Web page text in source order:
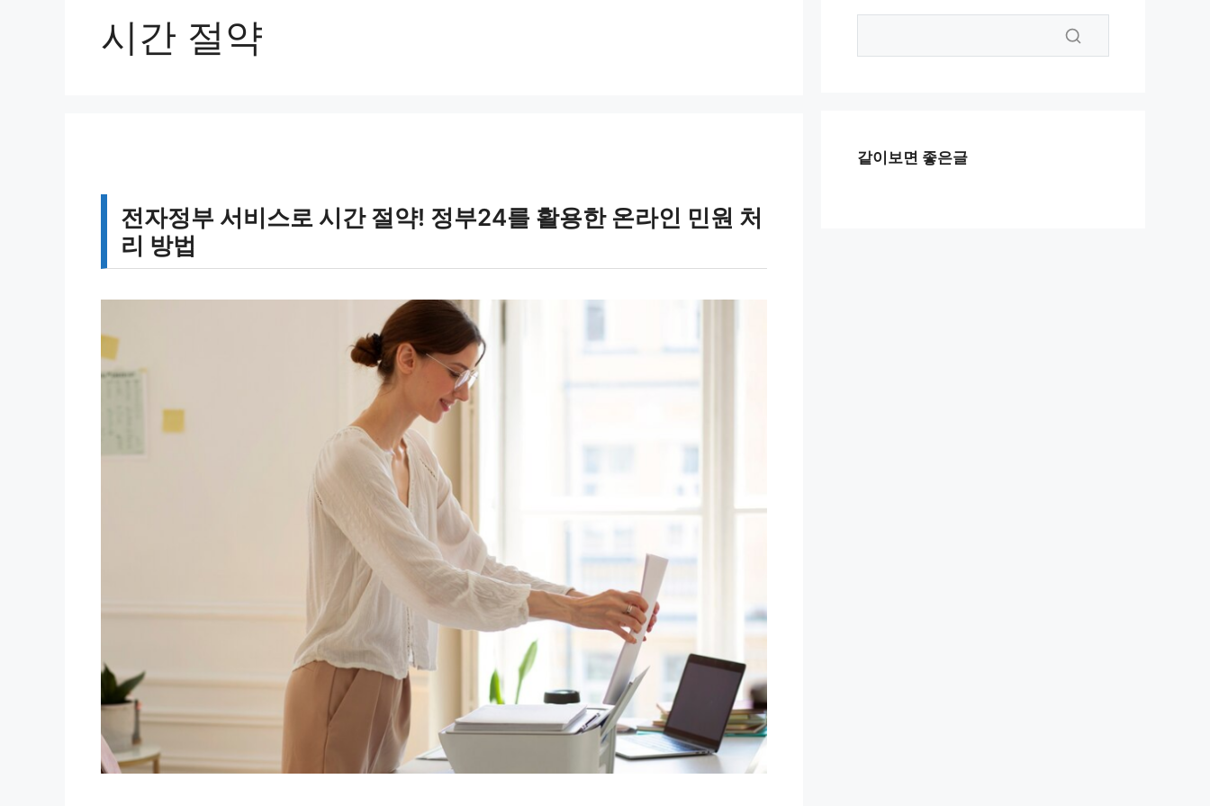
시간 절약
전자정부 서비스로 시간 절약! 정부24를 활용한 온라인 민원 처
리 방법
같이보면 좋은글